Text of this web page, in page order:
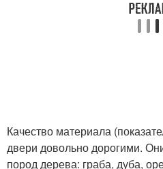
Качество материала
двери довольно дорогими.
пород дерева: граба, дуба,